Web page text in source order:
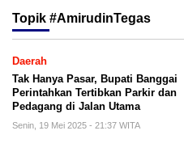
Topik #AmirudinTegas
Daerah
Tak Hanya Pasar, Bupati Banggai
Perintahkan Tertibkan Parkir dan
Pedagang di Jalan Utama
Senin, 19 Mei 2025 - 21:37 WITA